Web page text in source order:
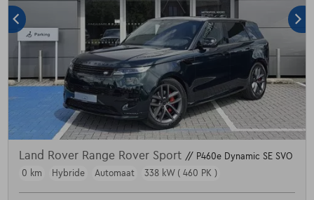
Land Rover Range Rover Sport // P460e Dynamic SE SVO
0 km
Hybride Automaat 338 kW ( 460 PK )